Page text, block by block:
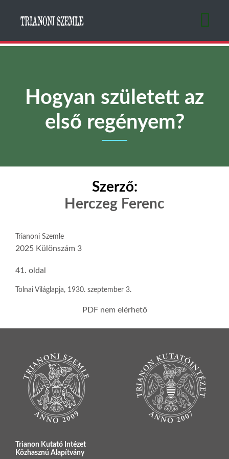
Hogyan született az
első regényem?
Szerző:
Herczeg Ferenc
Trianoni Szemle
2025 Különszám 3
41. oldal
Tolnai Világlapja, 1930. szeptember 3.
PDF nem elérhető
Trianon Kutató Intézet
Közhasznú Alapítvány